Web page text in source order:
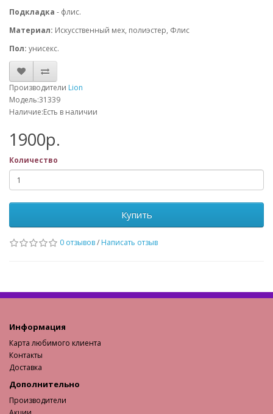
Подкладка - флис.
Материал: Искусственный мех, полиэстер, Флис
Пол: унисекс.
Производители Lion
Модель:31339
Наличие:Есть в наличии
1900р.
Количество
Купить
0 отзывов/ Написать отзыв
Информация
Карта любимого клиента
Контакты
Доставка
Дополнительно
Производители